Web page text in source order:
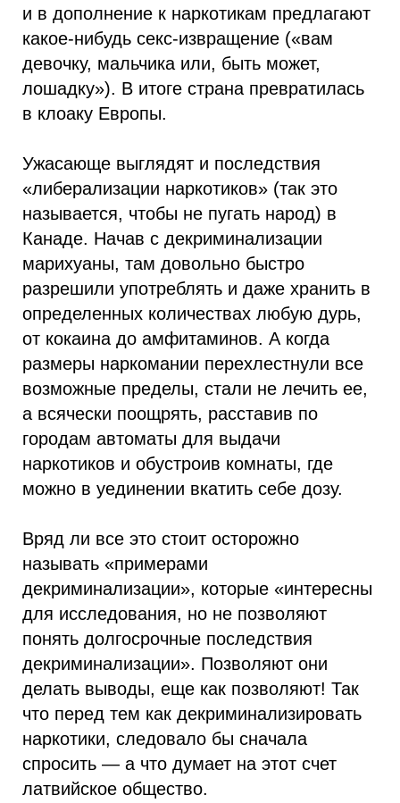
и в дополнение к наркотикам предлагают
какое-нибудь секс-извращение («вам
девочку, мальчика или, быть может,
лошадку»). В итоге страна превратилась
в клоаку Европы.
Ужасающе выглядят и последствия
«либерализации наркотиков» (так это
называется, чтобы не пугать народ) в
Канаде. Начав с декриминализации
марихуаны, там довольно быстро
разрешили употреблять и даже хранить в
определенных количествах любую дурь,
от кокаина до амфитаминов. А когда
размеры наркомании перехлестнули все
возможные пределы, стали не лечить ее,
а всячески поощрять, расставив по
городам автоматы для выдачи
наркотиков и обустроив комнаты, где
можно в уединении вкатить себе дозу.
Вряд ли все это стоит осторожно
называть «примерами
декриминализации», которые «интересны
для исследования, но не позволяют
понять долгосрочные последствия
декриминализации». Позволяют они
делать выводы, еще как позволяют! Так
что перед тем как декриминализировать
наркотики, следовало бы сначала
спросить — а что думает на этот счет
латвийское общество.